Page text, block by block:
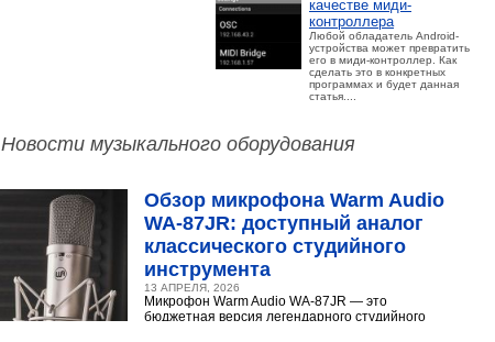
качестве миди-
контроллера
Любой обладатель Android-
устройства может превратить
его в миди-контроллер. Как
сделать это в конкретных
программах и будет данная
статья....
Новости музыкального оборудования
Обзор микрофона Warm Audio
WA‑87JR: доступный аналог
классического студийного
инструмента
13 АПРЕЛЯ, 2026
Микрофон Warm Audio WA‑87JR — это
бюджетная версия легендарного студийного